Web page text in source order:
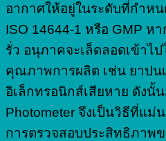
อากาศให้อยู่ในระดับที่กำห
ISO 14644-1 หรือ GMP ห
รั่ว อนุภาคจะเล็ดลอดเข้าไ
คุณภาพการผลิต เช่น ยาปน
อิเล็กทรอนิกส์เสียหาย ดังนั้น
Photometer จึงเป็นวิธีที่แม่
การตรวจสอบประสิทธิภาพ